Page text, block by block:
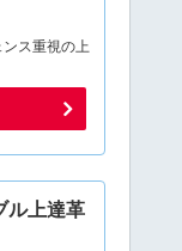
ス重視の上
ル上達革